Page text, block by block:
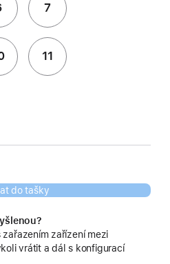
7
11
do tašky
zařízení mezi
vrátit a dál s konfigurací